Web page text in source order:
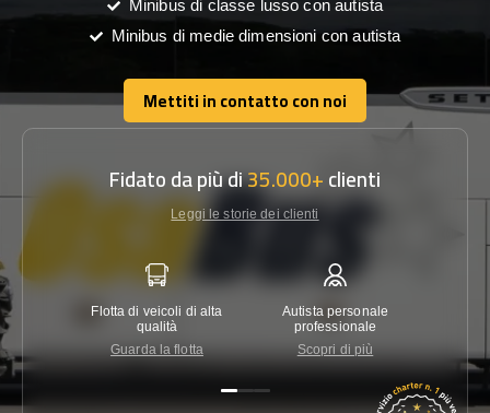
Minibus di classe lusso con autista
Minibus di medie dimensioni con autista
Mettiti in contatto con noi
Mettiti in contatto con noi
Fidato da più di35.000+clienti
Leggi le storie dei clienti
Flotta di veicoli di alta
qualità
Guarda la flotta
Autista personale
professionale
Scopri di più